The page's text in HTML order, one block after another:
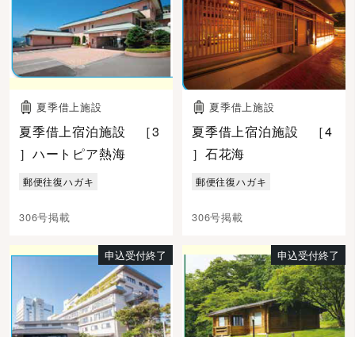
夏季借上施設
夏季借上宿泊施設 ［3
］ハートピア熱海
郵便往復ハガキ
306号掲載
夏季借上施設
夏季借上宿泊施設 ［4
］石花海
郵便往復ハガキ
306号掲載
申込受付終了 申込受付終了